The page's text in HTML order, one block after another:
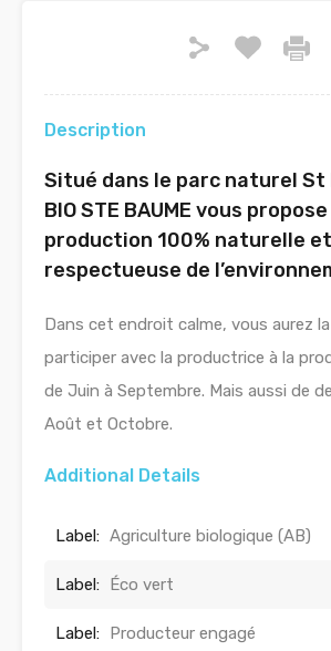
Description
Situé dans le parc naturel St
BIO STE BAUME vous
production 100% naturelle et
respectueuse de
Dans cet endroit calme, vous aurez
participer avec la productrice à la
de Juin à Septembre. Mais aussi de
Août et Octobre.
Additional Details
Label: Agriculture biologique (AB)
Label: Éco vert
Label: Producteur engagé